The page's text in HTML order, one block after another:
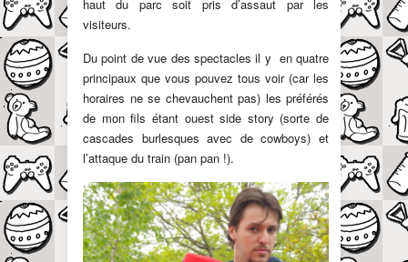
haut du parc soit pris d’assaut par les
visiteurs.
Du point de vue des spectacles il y en quatre
principaux que vous pouvez tous voir (car les
horaires ne se chevauchent pas) les préférés
de mon fils étant ouest side story (sorte de
cascades burlesques avec de cowboys) et
l’attaque du train (pan pan !).